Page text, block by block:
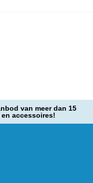
van meer dan 15
accessoires!